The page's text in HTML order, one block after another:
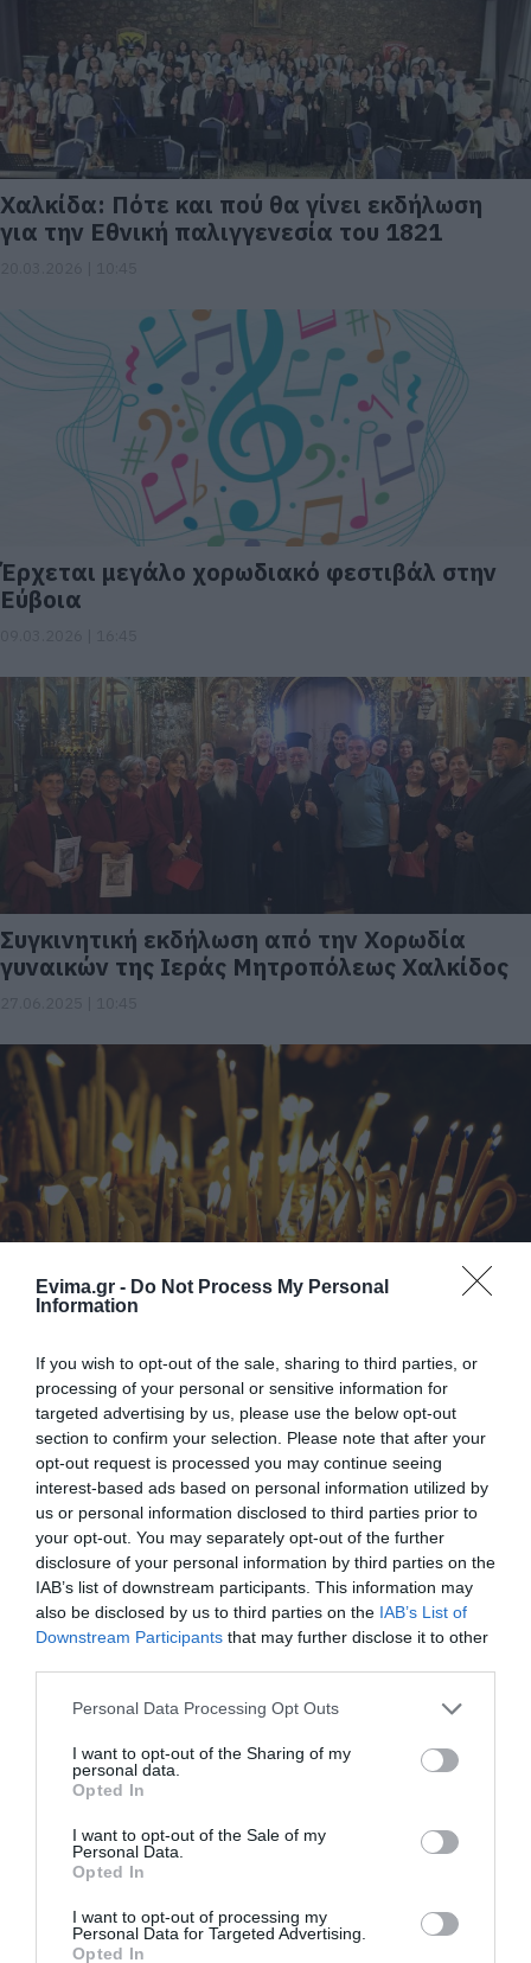
Evima.gr - Do Not Process My Personal
Information
If you wish to opt-out of the sale, sharing to third parties, or
processing of your personal or sensitive information for
targeted advertising by us, please use the below opt-out
section to confirm your selection. Please note that after your
opt-out request is processed you may continue seeing
interest-based ads based on personal information utilized by
us or personal information disclosed to third parties prior to
your opt-out. You may separately opt-out of the further
disclosure of your personal information by third parties on the
IAB’s list of downstream participants. This information may
also be disclosed by us to third parties on the IAB’s List of
Downstream Participants that may further disclose it to other
Please note that this website/app uses one or more Google
not limited to your visit or usage behaviour. You may click to
grant or deny consent to Google and its third-party tags to
use your data for below specified purposes in below Google
consent section.
Personal Data Processing Opt Outs
I want to opt-out of the Sharing of my
personal data.
Opted In
I want to opt-out of the Sale of my
Personal Data.
Opted In
I want to opt-out of processing my
Personal Data for Targeted Advertising.
Opted In
Χαλκίδα: Πότε και πού θα γίνει εκδήλωση
για την Εθνική παλιγγενεσία του 1821
Έρχεται μεγάλο χορωδιακό φεστιβάλ στην
Εύβοια
Συγκινητική εκδήλωση από την Χορωδία
γυναικών της Ιεράς Μητροπόλεως Χαλκίδος
Το Τροπάριο της Κασσιανής
διαχρονικός θεσμός για την Εύβοια
11.04.2025 | 22:40
Ερέτρια: Έκοψαν την πίτα τα μέλη της
24.02.2025 | 22:40